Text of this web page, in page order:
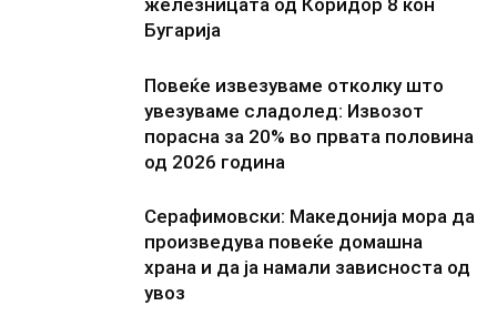
железницата од Коридор 8 кон
Бугарија
Повеќе извезуваме отколку што
увезуваме сладолед: Извозот
порасна за 20% во првата половина
од 2026 година
Серафимовски: Македонија мора да
произведува повеќе домашна
храна и да ја намали зависноста од
увоз